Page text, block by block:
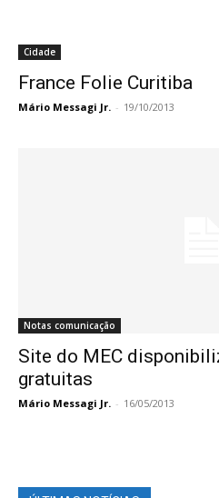
Cidade
France Folie Curitiba
Mário Messagi Jr. - 19/10/2013
Notas comunicação
Site do MEC
gratuitas
Mário Messagi Jr. - 16/05/2013